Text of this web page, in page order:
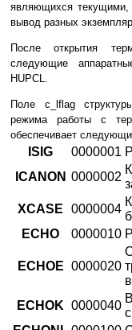
являющихся текущими,
вывод разных
После открытия
следующие
HUPCL.
Поле c_lflag
режима работы с
обеспечивает
ISIG 0000001
ICANON 0000002
XCASE
0000004
ECHO
0000010
ECHOE 0000020
ECHOK 0000040